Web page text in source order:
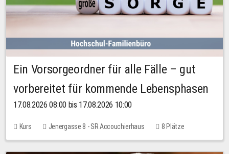
Ein Vorsorgeordner für alle Fälle – gut
vorbereitet für kommende Lebensphasen
17.08.2026 08:00 bis 17.08.2026 10:00
Kurs Jenergasse 8 - SR Accouchierhaus 8 Plätze